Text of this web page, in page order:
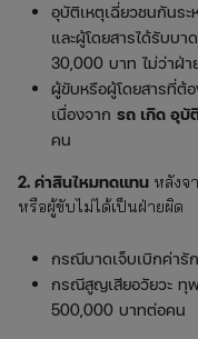
อุบัติเหตุเฉี่ยวชนกันร
และผู้โดยสารได้รับบ
30,000 บาท ไม่ว่าฝ่า
ผู้ขับหรือผู้โดยสารที่ต้
เนื่องจาก รถ เกิด อุบั
คน
2. ค่าสินไหมทดแทน หลังจ
หรือผู้ขับไม่ได้เป็นฝ่ายผิด
กรณีบาดเจ็บเบิกค่ารั
กรณีสูญเสียอวัยวะ ทุ
500,000 บาทต่อคน